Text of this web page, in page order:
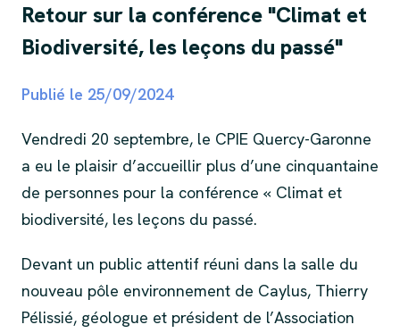
Retour sur la conférence "Climat et
Biodiversité, les leçons du passé"
Publié le 25/09/2024
Vendredi 20 septembre, le CPIE Quercy-Garonne
a eu le plaisir d’accueillir plus d’une cinquantaine
de personnes pour la conférence « Climat et
biodiversité, les leçons du passé.
Devant un public attentif réuni dans la salle du
nouveau pôle environnement de Caylus, Thierry
Pélissié, géologue et président de l’Association